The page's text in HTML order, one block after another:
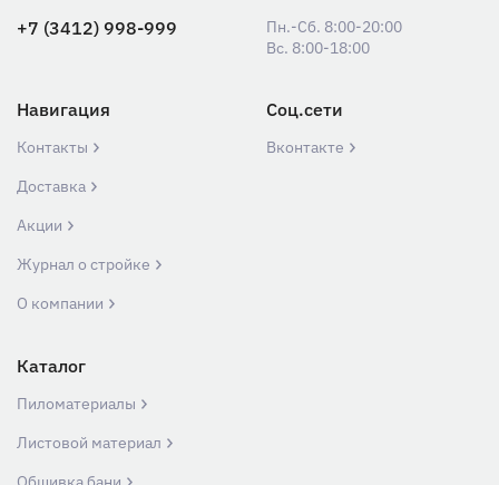
+7 (3412) 998-999
Пн.-Сб. 8:00-20:00
Вс. 8:00-18:00
Навигация
Контакты
Доставка
Акции
Журнал о стройке
О компании
Соц.сети
Вконтакте
Каталог
Пиломатериалы
Листовой материал